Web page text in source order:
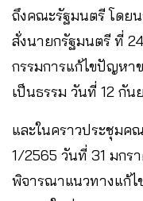
ถึงคณะรัฐมนตรี โดย
สั่งนายกรัฐมนตรี ที่
กรรมการแก้ไขปัญหา
เป็นธรรม วันที่ 12 กั
และในคราวประชุมค
1/2565 วันที่ 31 มกร
พิจารณาแนวทางแก้ไ